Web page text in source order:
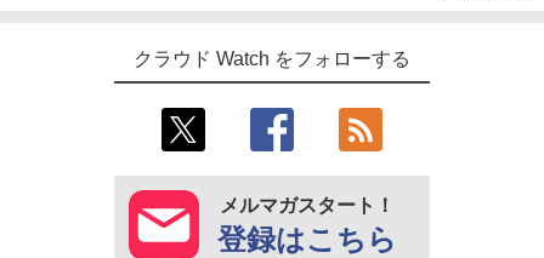
クラウド Watch をフォローする
メルマガスタート！
登録はこちら